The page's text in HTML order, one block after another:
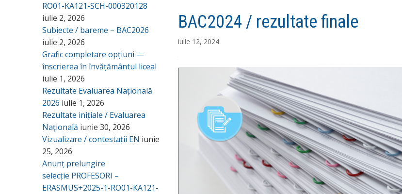
RO01-KA121-SCH-000320128
iulie 2, 2026
Subiecte / bareme – BAC2026
iulie 2, 2026
Grafic completare opțiuni —
înscrierea în învățământul liceal
iulie 1, 2026
Rezultate Evaluarea Națională
2026 iulie 1, 2026
Rezultate inițiale / Evaluarea
Națională iunie 30, 2026
Vizualizare / contestații EN iunie
25, 2026
Anunț prelungire
selecție PROFESORI –
ERASMUS+2025-1-RO01-KA121-
BAC2024 / rezultate finale
iulie 12, 2024